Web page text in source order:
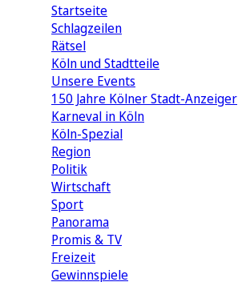
Startseite
Schlagzeilen
Rätsel
Köln und Stadtteile
Unsere Events
150 Jahre Kölner Stadt-Anzeiger
Karneval in Köln
Köln-Spezial
Region
Politik
Wirtschaft
Sport
Panorama
Promis & TV
Freizeit
Gewinnspiele